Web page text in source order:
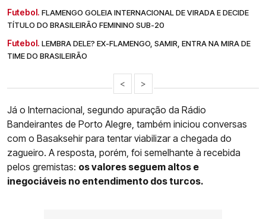
Futebol. FLAMENGO GOLEIA INTERNACIONAL DE VIRADA E DECIDE
TÍTULO DO BRASILEIRÃO FEMININO SUB-20
Futebol. LEMBRA DELE? EX-FLAMENGO, SAMIR, ENTRA NA MIRA DE
TIME DO BRASILEIRÃO
< >
Já o Internacional, segundo apuração da Rádio
Bandeirantes de Porto Alegre, também iniciou conversas
com o Basaksehir para tentar viabilizar a chegada do
zagueiro. A resposta, porém, foi semelhante à recebida
pelos gremistas: os valores seguem altos e
inegociáveis no entendimento dos turcos.